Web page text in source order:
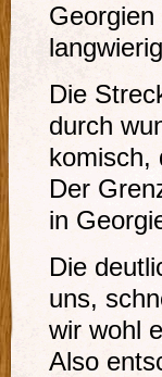
Die
durch
komisch,
Der
in
Die
uns,
wir wohl
Also